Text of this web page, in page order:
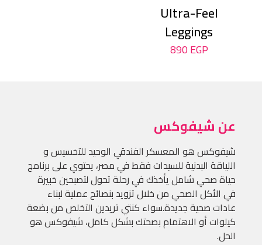
Ultra-Feel
Leggings
890EGP
عن شيفوكس
شيفوكس هو المعسكر الفندقي الوحيد للتخسيس و
اللياقة البدنية للسيدات فقط في مصر، يحتوي على برنامج
حياة صحي شامل يأخذك في رحلة تحول لتصبحين خبيرة
في الأكل الصحي من خلال تزويد بنصائح عملية لبناء
عادات صحية جديدة.سواء كنتي تريدين التخلص من بضعة
كيلوات أو الاهتمام بصحتك بشكل كامل، شيفوكس هو
الحل.